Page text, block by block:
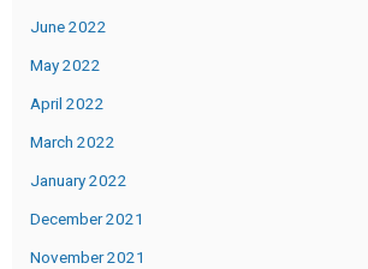
June 2022
May 2022
April 2022
March 2022
January 2022
December 2021
November 2021